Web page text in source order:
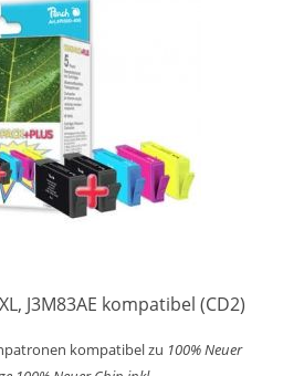
J3M83AE kompatibel (CD2)
kompatibel zu 100% Neuer